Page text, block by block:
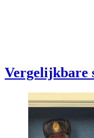
Vergelijkbare